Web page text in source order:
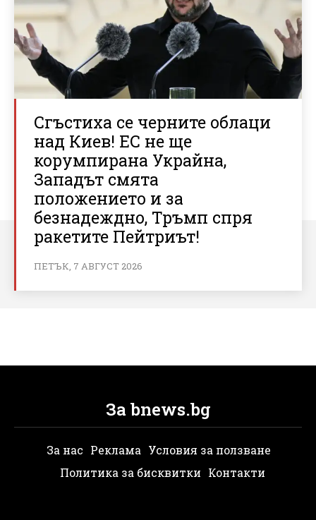
Сгъстиха се черните облаци
над Киев! ЕС не ще
корумпирана Украйна,
Западът смята
положението и за
безнадеждно, Тръмп спря
ракетите Пейтриът!
ПЕТЪК, 7 АВГУСТ 2026
За bnews.bg
За нас Реклама Условия за ползване
Политика за бисквитки Контакти